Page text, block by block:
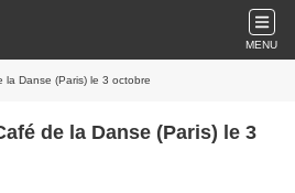
MENU
la Danse (Paris) le 3 octobre
de la Danse (Paris) le 3